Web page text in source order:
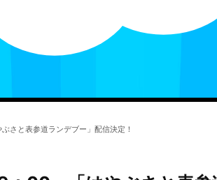
さと表参道ランデブー」配信決定！